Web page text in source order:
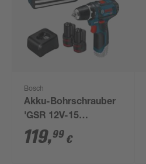
Bosch
Akku-Bohrschrauber
'GSR 12V-15
Professional' mit 2
Akkus, Tasche und
119,99 €